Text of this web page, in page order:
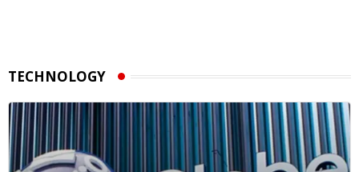
TECHNOLOGY